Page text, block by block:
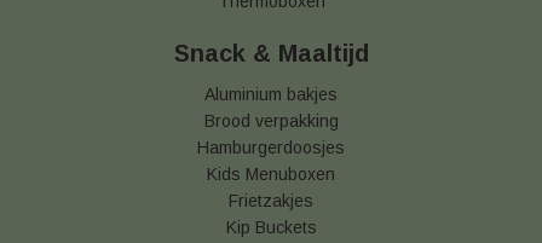
Snack & Maaltijd
Aluminium bakjes
Brood verpakking
Hamburgerdoosjes
Kids Menuboxen
Frietzakjes
Kip Buckets